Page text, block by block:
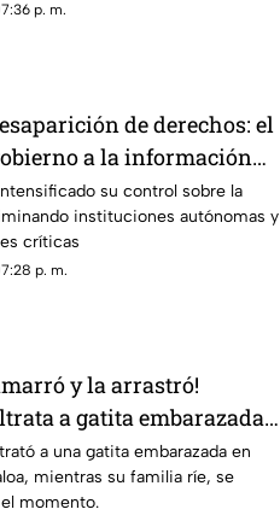
p. m.
de derechos: el
a la información
su control sobre la
instituciones autónomas y
críticas
p. m.
y la arrastró!
a gatita embarazada
frente a sus hijos
a una gatita embarazada en
mientras su familia ríe, se
momento.